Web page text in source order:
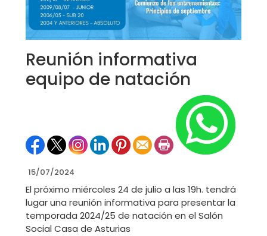
Reunión informativa
equipo de natación
15/07/2024
El próximo miércoles 24 de julio a las 19h. tendrá
lugar una reunión informativa para presentar la
temporada 2024/25 de natación en el Salón
Social Casa de Asturias